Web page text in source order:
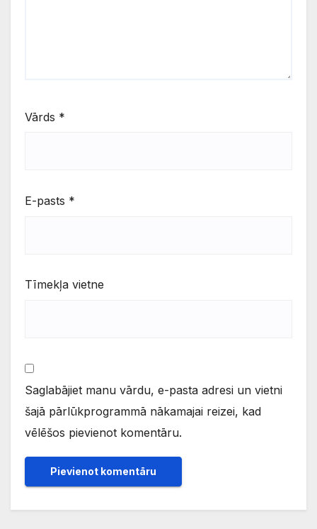
Vārds *
E-pasts *
Tīmekļa vietne
Saglabājiet manu vārdu, e-pasta adresi un vietni
šajā pārlūkprogrammā nākamajai reizei, kad
vēlēšos pievienot komentāru.